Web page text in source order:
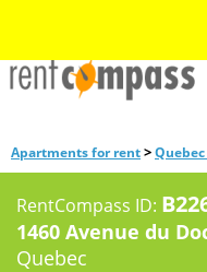
Apartments for rent>
RentCompass ID:
1460 Avenue du
Quebec